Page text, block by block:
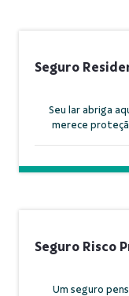
Seguro
Seu lar abriga
merece
Seguro Risco
Um seguro